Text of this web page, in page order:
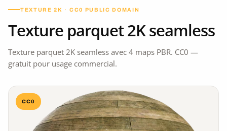
TEXTURE 2K · CC0 PUBLIC DOMAIN
Texture parquet 2K seamless
Texture parquet 2K seamless avec 4 maps PBR. CC0 —
gratuit pour usage commercial.
CC0